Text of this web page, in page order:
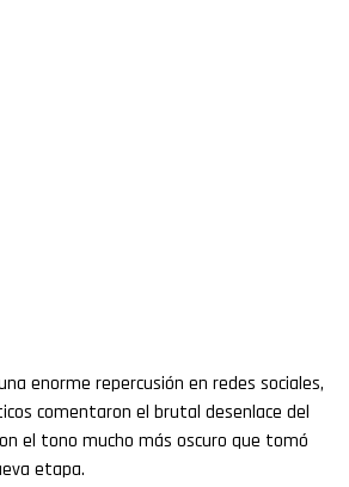
enorme repercusión en redes sociales,
comentaron el brutal desenlace del
el tono mucho más oscuro que tomó
etapa.